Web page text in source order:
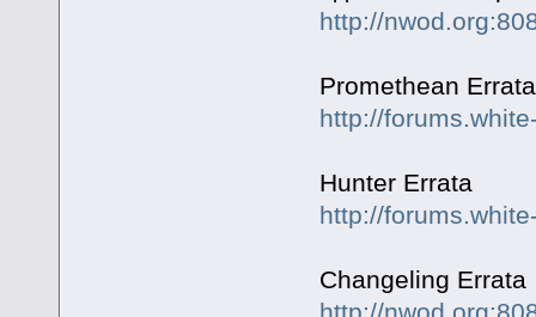
http://
Promethean Errata
http://
Hunter Errata
http://
Changeling Errata